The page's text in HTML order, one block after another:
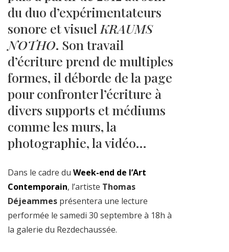
du duo d’expérimentateurs
sonore et visuel KRAUMS
NOTHO. Son travail
d’écriture prend de multiples
formes, il déborde de la page
pour confronter l’écriture à
divers supports et médiums
comme les murs, la
photographie, la vidéo…
Dans le cadre du Week-end de l’Art
Contemporain, l’artiste Thomas
Déjeammes présentera une lecture
performée le samedi 30 septembre à 18h à
la galerie du Rezdechaussée.